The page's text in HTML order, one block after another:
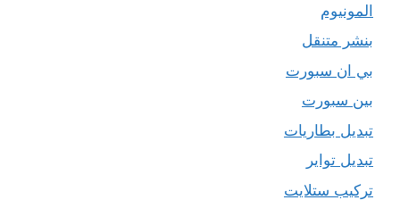
المونيوم
بنشر متنقل
بي ان سبورت
بين سبورت
تبديل بطاريات
تبديل تواير
تركيب ستلايت